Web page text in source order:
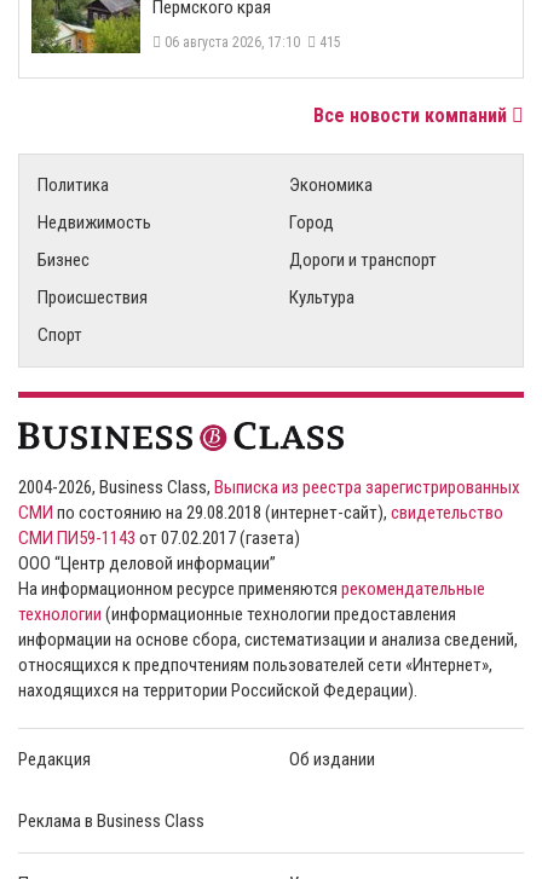
Пермского края
06 августа 2026, 17:10 415
Все новости компаний
Политика
Экономика
Недвижимость
Город
Бизнес
Дороги и транспорт
Происшествия
Культура
Спорт
2004-2026, Business Class, Выписка из реестра зарегистрированных
СМИ по состоянию на 29.08.2018 (интернет-сайт), свидетельство
СМИ ПИ59-1143 от 07.02.2017 (газета)
ООО “Центр деловой информации”
На информационном ресурсе применяются рекомендательные
технологии (информационные технологии предоставления
информации на основе сбора, систематизации и анализа сведений,
относящихся к предпочтениям пользователей сети «Интернет»,
находящихся на территории Российской Федерации).
Редакция Об издании
Реклама в Business Class